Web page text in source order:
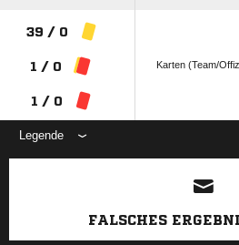
39 / 0
1 / 0
1 / 0
Karten (Team/
Legende
ANZEIGE
FALSCHES